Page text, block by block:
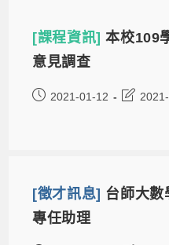
[課程資訊]本校109
意見調查
2021-01-12
[徵才訊息] 台師大數
專任助理